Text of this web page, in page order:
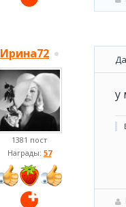
Ирина72
1381 пост
Награды: 57
у